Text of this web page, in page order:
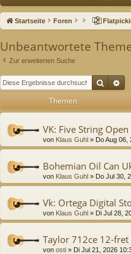
ne
ug
Startseite Foren
Unbeantwortete
Zur erweiterten Suche
Suche
Themen
VK: Five String
von Klaus Guhl » Do Aug 06,
Bohemian Oil Can
von Klaus Guhl » Do Jul 30,
Vk: Ortega Digital
von Klaus Guhl » Di Jul 28,
Taylor 712ce 12-fret
von osti » Di Jul 21, 2026